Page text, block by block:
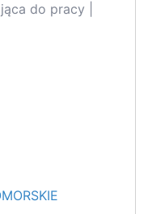
do pracy |